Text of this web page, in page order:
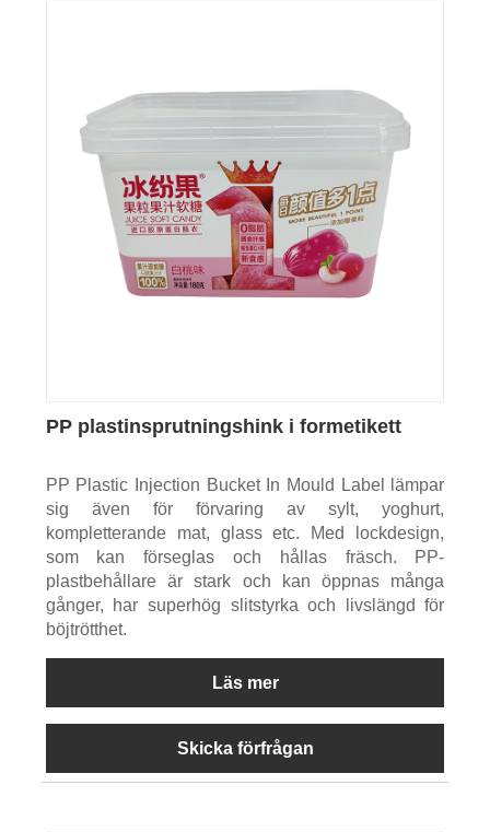
PP plastinsprutningshink i formetikett
PP Plastic Injection Bucket In Mould Label lämpar
sig även för förvaring av sylt, yoghurt,
kompletterande mat, glass etc. Med lockdesign,
som kan förseglas och hållas fräsch. PP-
plastbehållare är stark och kan öppnas många
gånger, har superhög slitstyrka och livslängd för
böjtrötthet.
Läs mer
Skicka förfrågan